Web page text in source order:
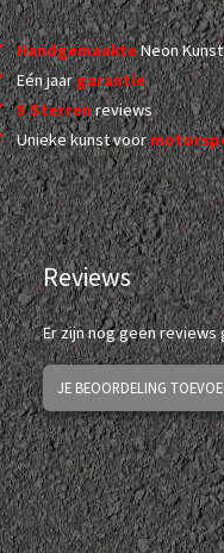
HandgemaakteNeon Kunst
Eén jaargarantie
5 Sterrenreviews
Unieke kunst voor
Reviews
Er zijn nog geen
JE BEOORDELING